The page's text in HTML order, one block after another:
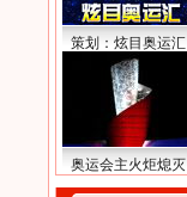
策划：炫目奥运汇
奥运会主火炬熄灭